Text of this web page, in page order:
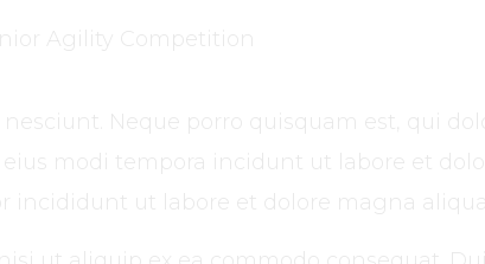
Neque porro quisquam est, qui
modi tempora incidunt ut labore et
incididunt ut labore et dolore magna aliqua.